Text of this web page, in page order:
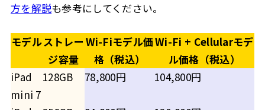
方を解説も参考にしてください。
モデルストレー
ジ容量
Wi-Fiモデル価
格（税込）
Wi-Fi + Cellularモデ
ル価格（税込）
iPad
mini 7
128GB 78,800円 104,800円